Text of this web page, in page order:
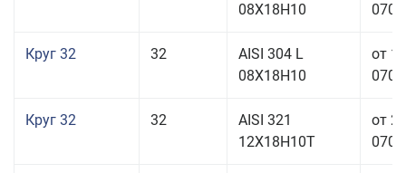
08Х18Н10
Круг 32 32
AISI 304 L
08Х18Н10
от
Круг 32 32
AISI 321
12Х18Н10Т
от